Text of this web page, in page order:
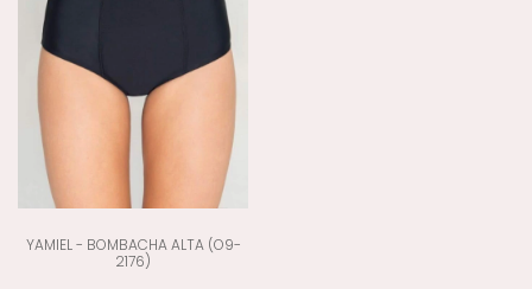
YAMIEL - BOMBACHA ALTA (O9-
2176)